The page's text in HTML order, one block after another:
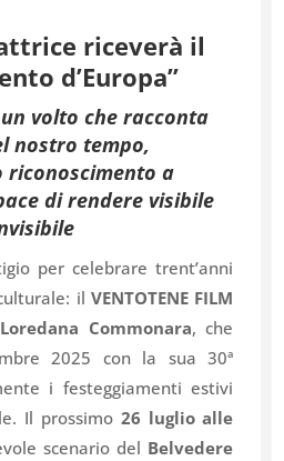
riceverà il
d’Europa”
volto che racconta
nostro tempo,
riconoscimento a
di rendere visibile
per celebrare trent’anni
ilVENTOTENE FILM
Loredana Commonara, che
2025 con la sua 30ª
i festeggiamenti estivi
Il prossimo 26 luglio alle
scenario del Belvedere